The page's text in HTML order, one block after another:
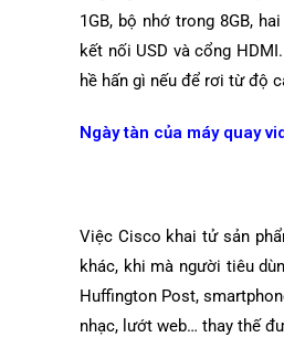
1GB, bộ nhớ trong 8GB,
kết nối USD và cổng
hề hấn gì nếu để rơi từ độ
Ngày tàn của máy quay
Việc Cisco khai tử sản
khác, khi mà người tiêu
Huffington Post,
nhạc, lướt web… thay thế